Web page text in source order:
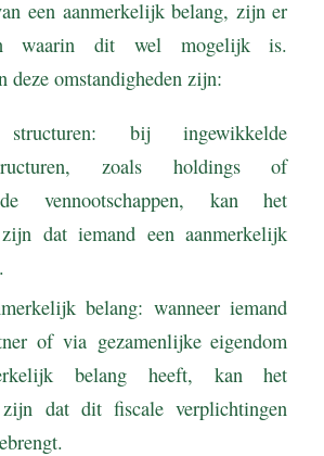
een aanmerkelijk belang, zijn er
waarin dit wel mogelijk is.
deze omstandigheden zijn:
structuren: bij ingewikkelde
zoals holdings of
vennootschappen, kan het
dat iemand een aanmerkelijk
belang: wanneer iemand
of via gezamenlijke eigendom
belang heeft, kan het
dat dit fiscale verplichtingen